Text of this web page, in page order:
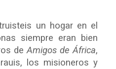
un hogar en el
siempre eran bien
deAmigos de África,
los misioneros y